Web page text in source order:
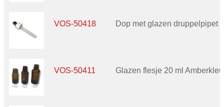
VOS-50418 Dop met glazen druppelpipet
VOS-50411 Glazen flesje 20 ml